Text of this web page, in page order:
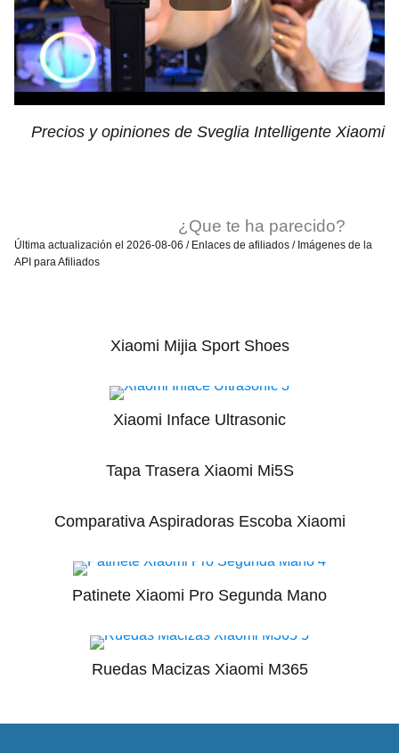
Precios y opiniones de Sveglia Intelligente Xiaomi
¿Que te ha parecido?
Última actualización el 2026-08-06 / Enlaces de afiliados / Imágenes de la
API para Afiliados
Xiaomi Mijia Sport Shoes
Xiaomi Inface Ultrasonic
Tapa Trasera Xiaomi Mi5S
Comparativa Aspiradoras Escoba Xiaomi
Patinete Xiaomi Pro Segunda Mano
Ruedas Macizas Xiaomi M365